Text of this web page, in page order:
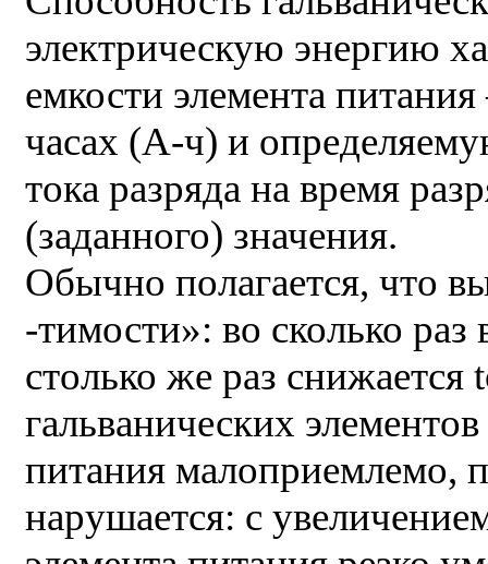
электрическую энергию
емкости элемента
часах (А-ч) и
тока разряда на время
(заданного) значения.
Обычно полагается, что
-тимости»: во сколько раз
столько же раз
гальванических
питания малоприемлемо,
нарушается: с